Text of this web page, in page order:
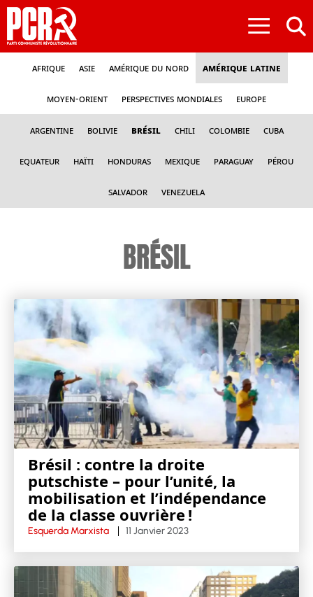
≡
Afrique Asie Amérique du nord Amérique latine
Moyen-Orient Perspectives mondiales Europe
Argentine Bolivie Brésil Chili Colombie Cuba
Equateur Haïti Honduras Mexique Paraguay Pérou
Salvador Venezuela
BRÉSIL
Brésil : contre la droite
putschiste – pour l’unité, la
mobilisation et l’indépendance
de la classe ouvrière !
Esquerda Marxista 11 Janvier 2023